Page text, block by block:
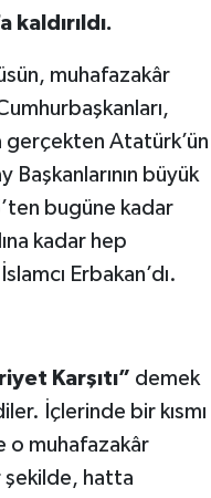
muhafazakâr
gerçekten Atatürk’ün
Başkanlarının büyük
bugüne kadar
kadar hep
Erbakan’dı.
Karşıtı” demek
İçlerinde bir kısmı
o muhafazakâr
şekilde, hatta